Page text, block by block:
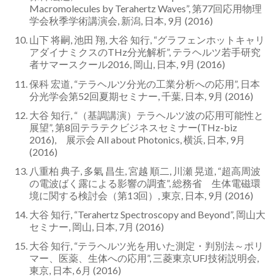
Macromolecules by Terahertz Waves”, 第77回応用物理
学会秋季学術講演会, 新潟, 日本, 9月 (2016)
山下 将嗣, 池田 翔, 大谷 知行, “グラフェンホットキャリ
アダイナミクスのTHz分光解析”, テラヘルツ若手研究
者サマースクール2016, 岡山, 日本, 9月 (2016)
保科 宏道, “テラヘルツ分光の工業分析への応用”, 日本
分光学会第52回夏期セミナー, 千葉, 日本, 9月 (2016)
大谷 知行, “（基調講演）テラヘルツ波の応用可能性と
展望”, 第8回テラテクビジネスセミナー(THz-biz
2016), 展示会 All about Photonics, 横浜, 日本, 9月
(2016)
八重柏 典子, 多氣 昌生, 宮越 順二, 川瀬 晃道, “超高周波
の電波ばく露による影響の調査”, 総務省 生体電磁環
境に関する検討会（第13回）, 東京, 日本, 9月 (2016)
大谷 知行, “Terahertz Spectroscopy and Beyond”, 岡山大
セミナー, 岡山, 日本, 7月 (2016)
大谷 知行, “テラヘルツ光を用いた測定・判別法～ポリ
マー、医薬、生体への応用”, 三菱東京UFJ技術説明会,
東京, 日本, 6月 (2016)